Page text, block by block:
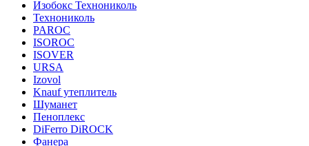
Изобокс Технониколь
Технониколь
PAROC
ISOROC
ISOVER
URSA
Izovol
Knauf утеплитель
Шуманет
Пеноплекс
DiFerro DiROCK
Фанера